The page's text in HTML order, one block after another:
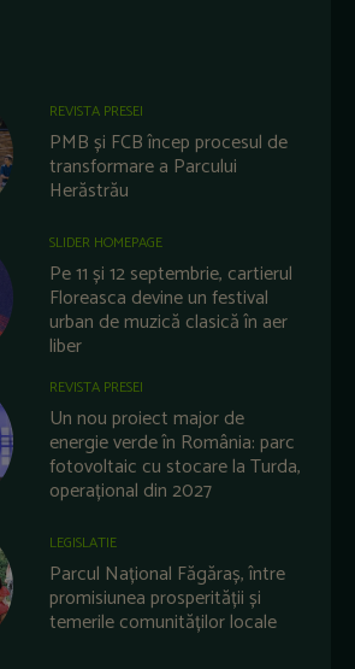
REVISTA PRESEI
PMB și FCB încep procesul de
transformare a Parcului
Herăstrău
SLIDER HOMEPAGE
Pe 11 și 12 septembrie, cartierul
Floreasca devine un festival
urban de muzică clasică în aer
liber
REVISTA PRESEI
Un nou proiect major de
energie verde în România: parc
fotovoltaic cu stocare la Turda,
operațional din 2027
LEGISLATIE
Parcul Național Făgăraș, între
promisiunea prosperității și
temerile comunităților locale